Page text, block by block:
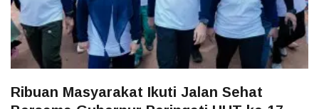
Ribuan Masyarakat Ikuti Jalan Sehat